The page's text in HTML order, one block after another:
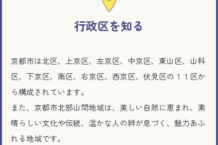
行政区を知る
京都市は北区、上京区、左京区、中京区、東山区、山科
区、下京区、南区、右京区、西京区、伏見区の１１区か
ら構成されています。
また、京都市北部山間地域は、美しい自然に恵まれ、素
晴らしい文化や伝統、温かな人の絆が息づく、魅力あふ
れる地域です。